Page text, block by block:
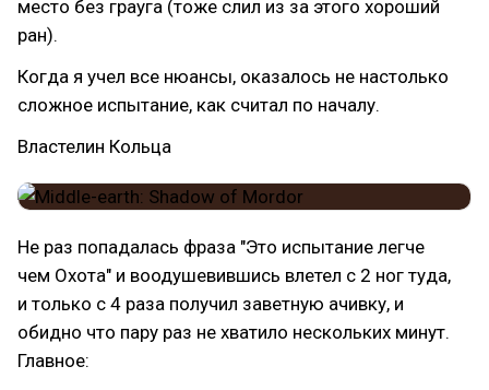
место без грауга (тоже слил из за этого хороший
ран).
Когда я учел все нюансы, оказалось не настолько
сложное испытание, как считал по началу.
Властелин Кольца
Не раз попадалась фраза "Это испытание легче
чем Охота" и воодушевившись влетел с 2 ног туда,
и только с 4 раза получил заветную ачивку, и
обидно что пару раз не хватило нескольких минут.
Главное: